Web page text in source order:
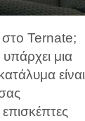
στο Ternate;
υπάρχει μια
είναι